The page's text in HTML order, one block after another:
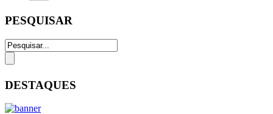
PESQUISAR
DESTAQUES